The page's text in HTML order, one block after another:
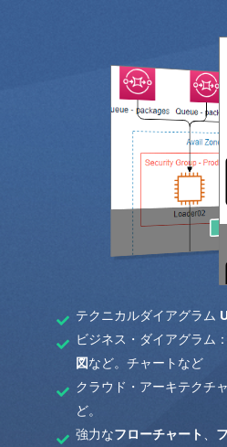
テクニカルダイアグラム
ビジネス・ダイアグラム：
図など。チャートなど
クラウド・アーキテクチ
ど。
強力なフローチャート 、